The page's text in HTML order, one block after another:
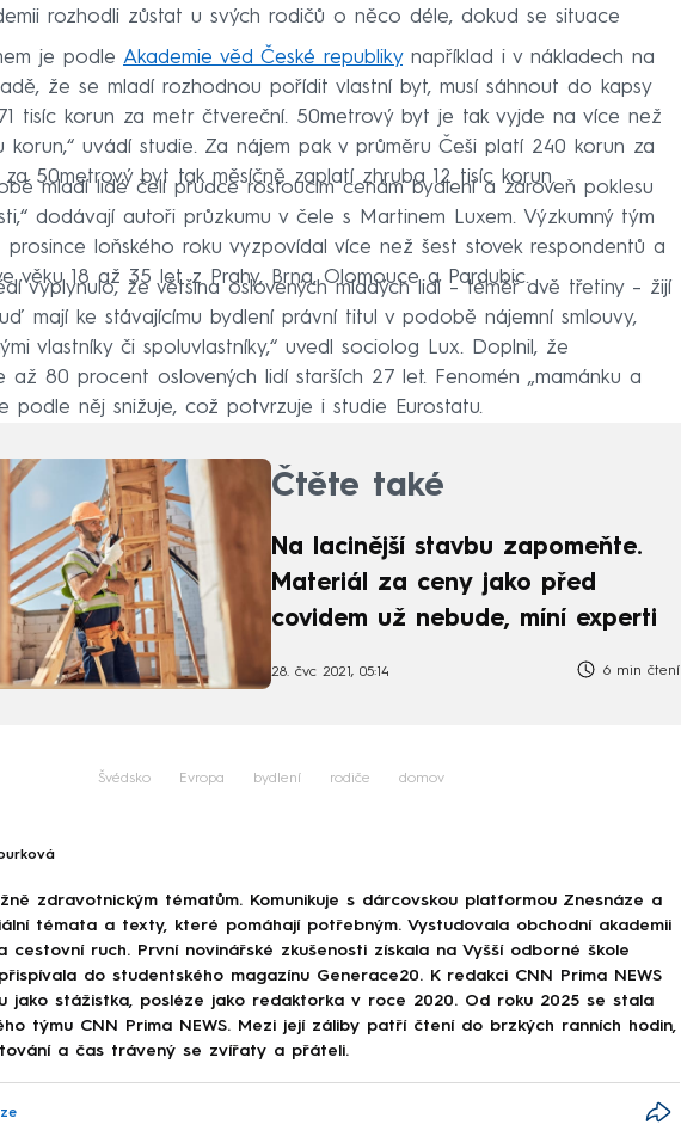
rozhodli zůstat u svých rodičů o něco déle, dokud se situace
je podle Akademie věd České republikynapříklad i v nákladech na
že se mladí rozhodnou pořídit vlastní byt, musí sáhnout do kapsy
tisíc korun za metr čtvereční. 50metrový byt je tak vyjde na více než
korun,“ uvádí studie. Za nájem pak v průměru Češi platí 240 korun za
50metrový byt tak měsíčně zaplatí zhruba 12 tisíc korun.
mladí lidé čelí prudce rostoucím cenám bydlení a zároveň poklesu
dodávají autoři průzkumu v čele s Martinem Luxem. Výzkumný tým
prosince loňského roku vyzpovídal více než šest stovek respondentů a
věku 18 až 35 let z Prahy, Brna, Olomouce a Pardubic.
vyplynulo, že většina oslovených mladých lidí – téměř dvě třetiny – žijí
mají ke stávajícímu bydlení právní titul v podobě nájemní smlouvy,
vlastníky či spoluvlastníky,“ uvedl sociolog Lux. Doplnil, že
až 80 procent oslovených lidí starších 27 let. Fenomén „mamánku a
podle něj snižuje, což potvrzuje i studie Eurostatu.
Čtěte také
Na lacinější stavbu zapomeňte.
Materiál za ceny jako před
covidem už nebude, míní experti
28. čvc 2021, 05:14 6 min čtení
Švédsko Evropa bydlení rodiče domov
zdravotnickým tématům. Komunikuje s dárcovskou platformou Znesnáze a
témata a texty, které pomáhají potřebným. Vystudovala obchodní akademii
cestovní ruch. První novinářské zkušenosti získala na Vyšší odborné škole
do studentského magazínu Generace20. K redakci CNN Prima NEWS
jako stážistka, posléze jako redaktorka v roce 2020. Od roku 2025 se stala
týmu CNN Prima NEWS. Mezi její záliby patří čtení do brzkých ranních hodin,
a čas trávený se zvířaty a přáteli.